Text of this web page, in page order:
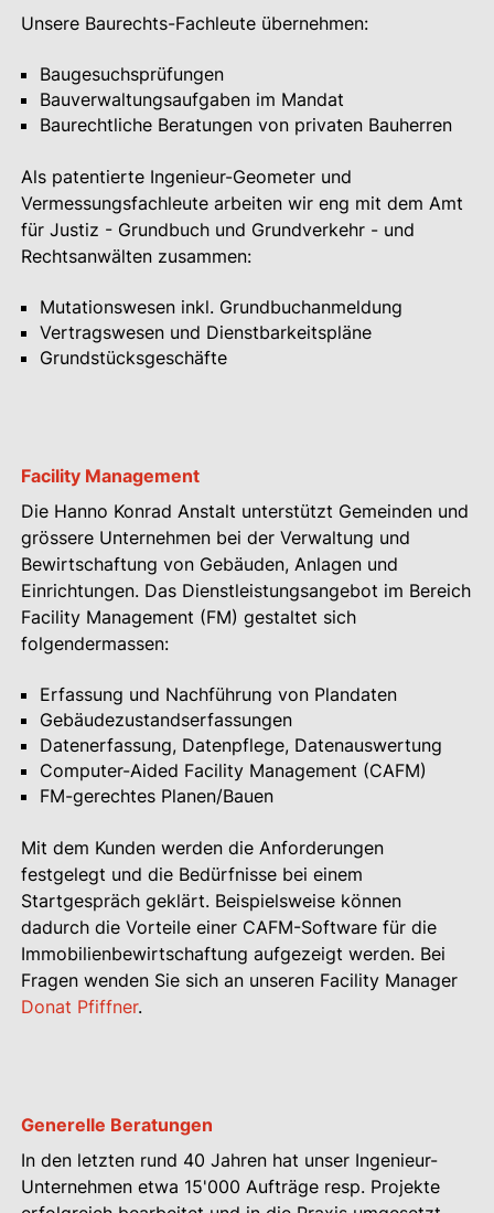
Unsere Baurechts-Fachleute übernehmen:
Baugesuchsprüfungen
Bauverwaltungsaufgaben im Mandat
Baurechtliche Beratungen von privaten Bauherren
Als patentierte Ingenieur-Geometer und
Vermessungsfachleute arbeiten wir eng mit dem Amt
für Justiz - Grundbuch und Grundverkehr - und
Rechtsanwälten zusammen:
Mutationswesen inkl. Grundbuchanmeldung
Vertragswesen und Dienstbarkeitspläne
Grundstücksgeschäfte
Facility Management
Die Hanno Konrad Anstalt unterstützt Gemeinden und
grössere Unternehmen bei der Verwaltung und
Bewirtschaftung von Gebäuden, Anlagen und
Einrichtungen. Das Dienstleistungsangebot im Bereich
Facility Management (FM) gestaltet sich
folgendermassen:
Erfassung und Nachführung von Plandaten
Gebäudezustandserfassungen
Datenerfassung, Datenpflege, Datenauswertung
Computer-Aided Facility Management (CAFM)
FM-gerechtes Planen/Bauen
Mit dem Kunden werden die Anforderungen
festgelegt und die Bedürfnisse bei einem
Startgespräch geklärt. Beispielsweise können
dadurch die Vorteile einer CAFM-Software für die
Immobilienbewirtschaftung aufgezeigt werden. Bei
Fragen wenden Sie sich an unseren Facility Manager
Donat Pfiffner.
Generelle Beratungen
In den letzten rund 40 Jahren hat unser Ingenieur-
Unternehmen etwa 15'000 Aufträge resp. Projekte